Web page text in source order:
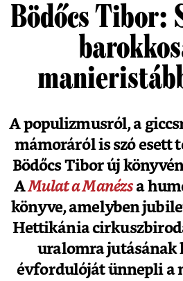
Bödőcs Tibor:
A populizmusról, a
mámoráról is szó esett
Bödőcs Tibor új
AMulat a Manézs a
könyve, amelyben
Hettikánia
uralomra
évfordulóját ünnepli a